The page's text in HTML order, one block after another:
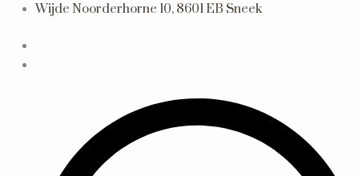
Wijde Noorderhorne 10, 8601 EB Sneek